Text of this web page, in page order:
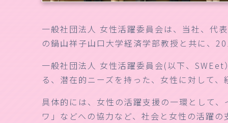
一般社団法人 女性活躍委員会は、当社、代
の鍋山祥子山口大学経済学部教授と共に、
一般社団法人 女性活躍委員会(以下、
る、潜在的ニーズを持った、女性に対して
具体的には、女性の活躍支援の一環として
ワ」などへの協力など、社会と女性の活躍の